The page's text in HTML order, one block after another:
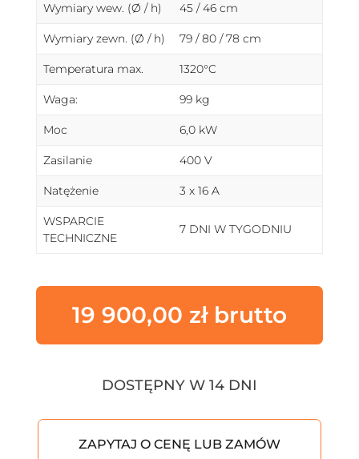
Wymiary wew. (Ø / h) 45 / 46 cm
Wymiary zewn. (Ø / h) 79 / 80 / 78 cm
Temperatura max. 1320°C
Waga: 99 kg
Moc 6,0 kW
Zasilanie 400 V
Natężenie 3 x 16 A
WSPARCIE
TECHNICZNE
7 DNI W TYGODNIU
19 900,00 zł
DOSTĘPNY W 14 DNI
ZAPYTAJ O CENĘ LUB ZAMÓW